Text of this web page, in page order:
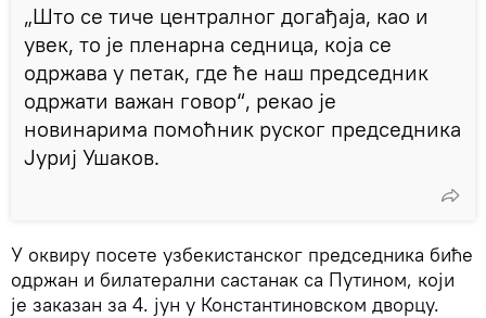
„Што се тиче централног догађаја, као и
увек, то је пленарна седница, која се
одржава у петак, где ће наш председник
одржати важан говор“, рекао је
новинарима помоћник руског председника
Јуриј Ушаков.
У оквиру посете узбекистанског председника биће
одржан и билатерални састанак са Путином, који
је заказан за 4. јун у Константиновском дворцу.